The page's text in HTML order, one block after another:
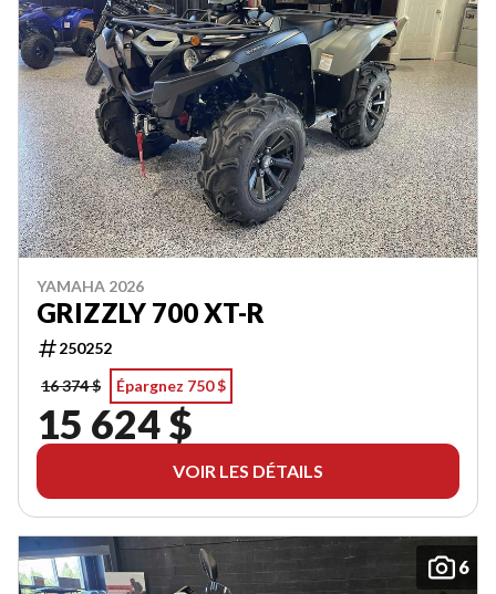
YAMAHA 2026
GRIZZLY 700 XT-R
250252
16 374 $
Épargnez 750 $
15 624 $
VOIR LES DÉTAILS
6